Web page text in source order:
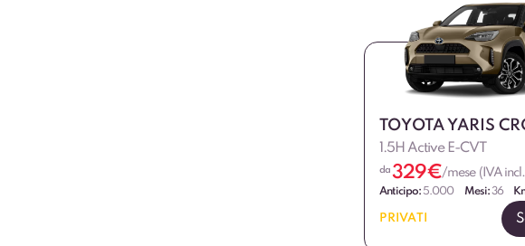
TOYOTA YARIS
1.5H Active E-CVT
da 329€/mese (IVA
Anticipo: 5.000 Mesi:36
PRIVATI